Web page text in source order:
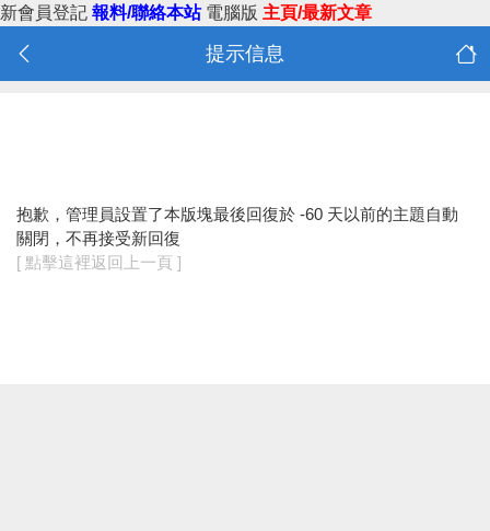
新會員登記 報料/聯絡本站 電腦版 主頁/最新文章
提示信息
抱歉，管理員設置了本版塊最後回復於 -60 天以前的主題自動
關閉，不再接受新回復
[ 點擊這裡返回上一頁 ]